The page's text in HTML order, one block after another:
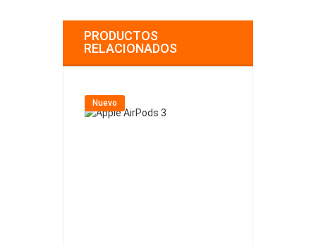
PRODUCTOS
RELACIONADOS
Nuevo